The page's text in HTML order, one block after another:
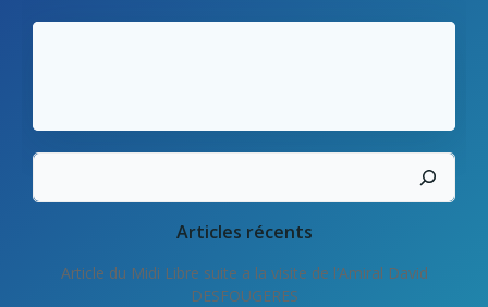
Articles récents
Article du Midi Libre suite a la visite de l’Amiral David
DESFOUGERES